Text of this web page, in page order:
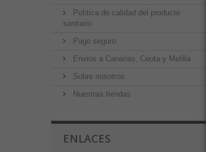
Política de calidad del producto
sanitario
Pago seguro
Envios a Canarias, Ceuta y Melilla
Sobre nosotros
Nuestras tiendas
ENLACES